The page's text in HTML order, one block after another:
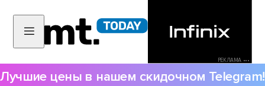
РЕКЛАМА •••
Лучшие цены в нашем скидочном Telegram!